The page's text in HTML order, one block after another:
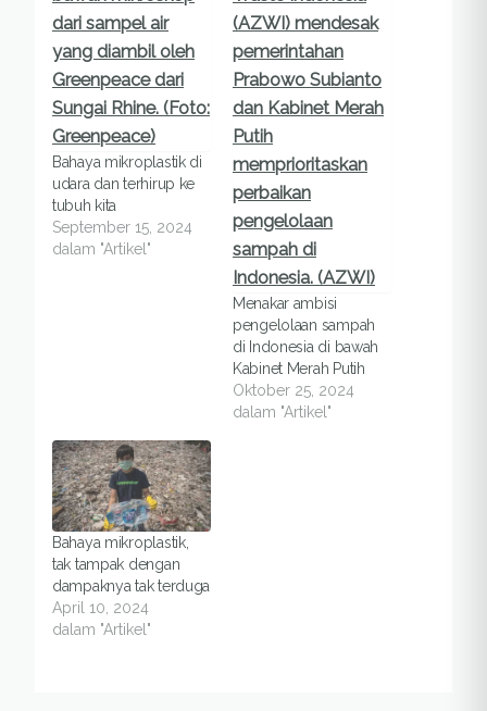
Bahaya mikroplastik di
udara dan terhirup ke
tubuh kita
September 15, 2024
dalam "Artikel"
Menakar ambisi
pengelolaan sampah
di Indonesia di bawah
Kabinet Merah Putih
Oktober 25, 2024
dalam "Artikel"
Bahaya mikroplastik,
tak tampak dengan
dampaknya tak terduga
April 10, 2024
dalam "Artikel"